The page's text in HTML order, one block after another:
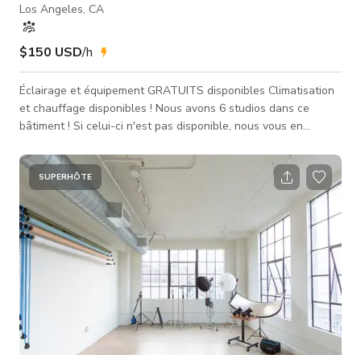
Los Angeles, CA
$150 USD/h
Éclairage et équipement GRATUITS disponibles Climatisation
et chauffage disponibles ! Nous avons 6 studios dans ce
bâtiment ! Si celui-ci n'est pas disponible, nous vous en
503DTLA ! Le studio est situé au centre-ville de Los Angeles
et offre une LUMIÈRE NATURELLE INCROYABLE 💡 ainsi que la
meilleure vue disponible sur la skyline du centre-ville de Los
Angeles. Les tarifs incluent l'utilisation de tout l'espace ainsi
que toutes les
SUPERHÔTE